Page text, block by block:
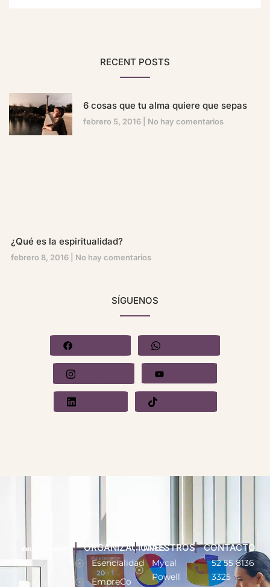
RECENT POSTS
6 cosas que tu alma quiere que sepas
febrero 5, 2016 No hay comentarios
¿Qué es la espiritualidad?
febrero 8, 2016 No hay comentarios
SÍGUENOS
Linkedin Whatsapp
ORGANIZACIONES
Esencialidad
EmpreCo
MAESTROS
Mycal
Powell
CONTACTO
52 55 8136
3325